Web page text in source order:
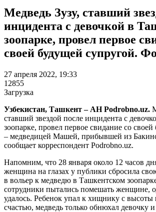
Медведь Зузу, ставший
инцидента с девочкой в
зоопарке, провел первое
своей будущей супругой.
27 апреля 2022, 19:33
12855
Загрузка
Узбекистан, Ташкент – АН Podrobno.uz.
ставший звездой после инцидента с
зоопарке, провел первое свидание со
– медведицей Машей, прибывшей из
сообщает корреспондент Podrobno.uz.
Напомним, что 28 января около 12 часов
женщина на глазах у публики сбросила
в вольер к медведю в Ташкентском
сотрудники пытались помешать женщине,
удалось. Ребенок упал к хищнику с
счастью, медведь только обнюхал девочку